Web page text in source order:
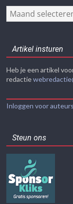
Nieuwsarchief
Artikel insturen
Heb je een artikel
redactie
Inloggen voor auteurs
Steun ons